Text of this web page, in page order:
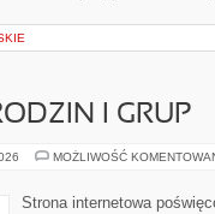
I GRUP
MOŻLIWOŚĆ
Strona internetowa